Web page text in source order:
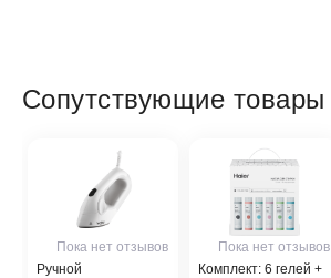
Сопутствующие товары
Пока нет отзывов
Ручной
Пока нет отзывов
Комплект: 6 гелей +